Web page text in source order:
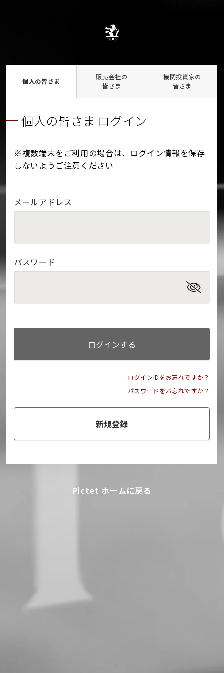
個人の皆さま
販売会社の
皆さま
機関投資家の
皆さま
個人の皆さま ログイン
※複数端末をご利用の場合は、ログイン情報を保存
しないようご注意ください
メールアドレス
パスワード
ログインする
ログインIDをお忘れですか？
パスワードをお忘れですか？
新規登録
Pictet ホームに戻る